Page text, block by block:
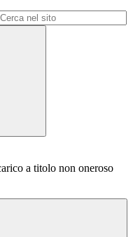
a titolo non oneroso